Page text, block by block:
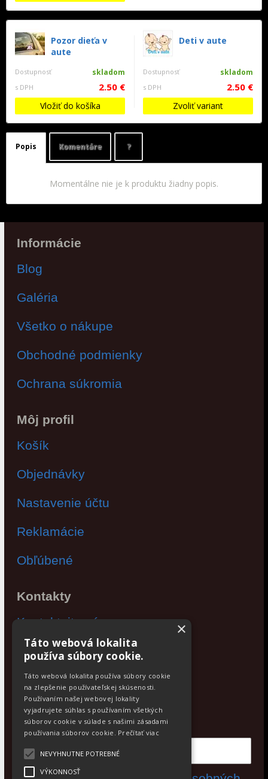
Pozor dieťa v
aute
Dostupnosť skladom
s DPH 2.50 €
Vložiť do košíka
Deti v aute
Dostupnosť skladom
s DPH 2.50 €
Zvoliť variant
Popis Komentáre ?
Momentálne nie je k produktu žiadny popis.
Informácie
Blog
Galéria
Všetko o nákupe
Obchodné podmienky
Ochrana súkromia
Môj profil
Košík
Objednávky
Nastavenie účtu
Reklamácie
Obľúbené
Kontakty
Kontaktujte nás
Po - Pia: 9:00 - 17:00
Newsletter
Odoberajte aktuálne novinky
×
Táto webová lokalita
používa súbory cookie.
Táto webová lokalita používa súbory cookie
na zlepšenie používateľskej skúsenosti.
Používaním našej webovej lokality
vyjadrujete súhlas s používaním všetkých
súborov cookie v súlade s našimi zásadami
používania súborov cookie. Prečítať viac
NEVYHNUTNE POTREBNÉ
VÝKONNOSŤ